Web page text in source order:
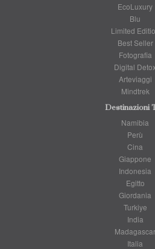
EcoLuxury
Blu
Limited
Best Seller
Fotografia
Digital Detox
Arteviaggi
Mindtrek
Destinazioni
Namibia
Perù
Cina
Giappone
Indonesia
Egitto
Giordania
Turkiye
India
Madagascar
Italia